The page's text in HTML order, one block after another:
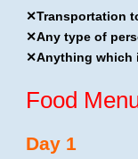
✕Transportation
✕Any type of
✕Anything which
Food
Day 1